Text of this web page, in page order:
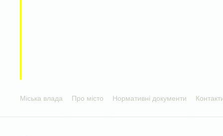
Міська влада Про місто Нормативні документи